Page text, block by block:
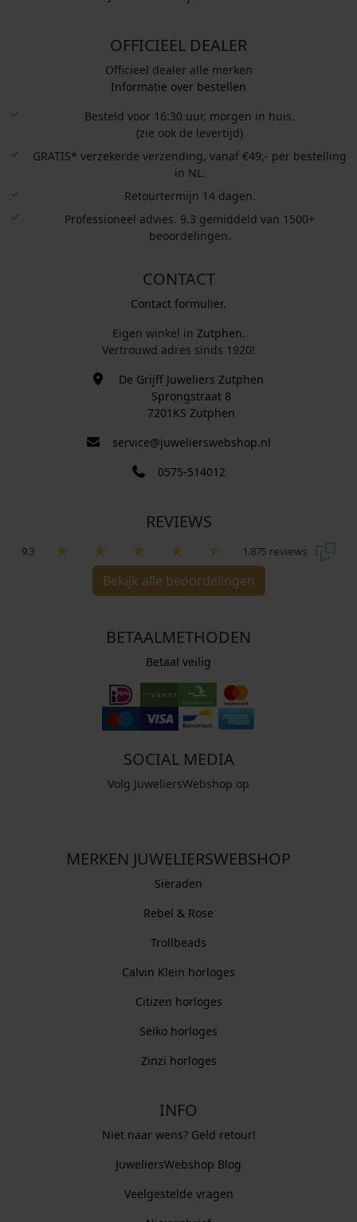
OFFICIEEL DEALER
Officieel dealer alle merken
Informatie over bestellen
Besteld voor 16:30 uur, morgen in huis.
(zie ook de levertijd)
GRATIS* verzekerde verzending, vanaf €49,- per bestelling
in NL.
Retourtermijn 14 dagen.
Professioneel advies. 9.3 gemiddeld van 1500+
beoordelingen.
CONTACT
Contact formulier.
Eigen winkel in Zutphen.
Vertrouwd adres sinds 1920!
De Grijff Juweliers Zutphen
Sprongstraat 8
7201KS Zutphen
service@juwelierswebshop.nl
0575-514012
REVIEWS
9.3 1.875 reviews
Bekijk alle beoordelingen
BETAALMETHODEN
Betaal veilig
SOCIAL MEDIA
Volg JuweliersWebshop op
MERKEN JUWELIERSWEBSHOP
Sieraden
Rebel & Rose
Trollbeads
Calvin Klein horloges
Citizen horloges
Seiko horloges
Zinzi horloges
INFO
Niet naar wens? Geld retour!
JuweliersWebshop Blog
Veelgestelde vragen